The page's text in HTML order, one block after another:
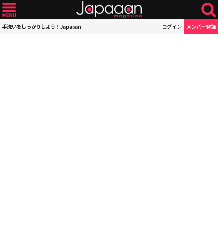
手洗いをしっかりしよう！Japaaan ログイン メンバー登録